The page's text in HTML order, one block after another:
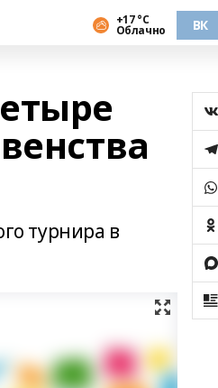
+17 °С
Облачно ВК
турнира в